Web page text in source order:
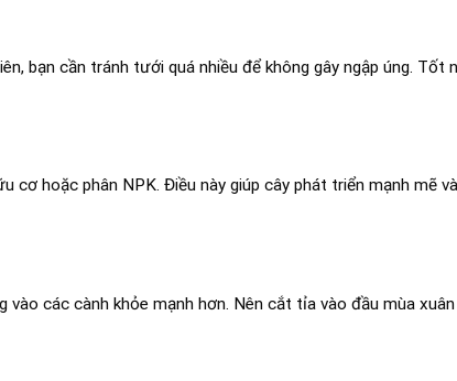
bạn cần tránh tưới quá nhiều để không gây ngập úng. Tốt
cơ hoặc phân NPK. Điều này giúp cây phát triển mạnh mẽ
các cành khỏe mạnh hơn. Nên cắt tỉa vào đầu mùa